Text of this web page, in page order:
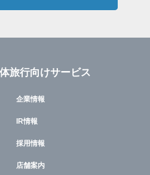
旅行向けサービス
企業情報
IR情報
採用情報
店舗案内